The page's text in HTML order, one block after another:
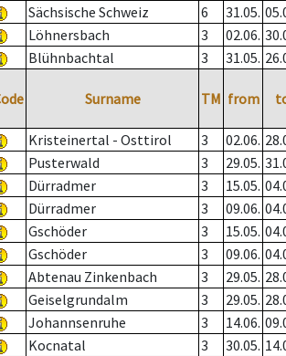
Sächsische Schweiz 6 31.05.
Löhnersbach 3 02.06.
Blühnbachtal 3 31.05.
Surname TM from
Kristeinertal - Osttirol 3 02.06.
Pusterwald 3 29.05.
Dürradmer 3 15.05.
Dürradmer 3 09.06.
Gschöder 3 15.05.
Gschöder 3 09.06.
Abtenau Zinkenbach 3 29.05.
Geiselgrundalm 3 29.05.
Johannsenruhe 3 14.06.
Kocnatal 3 30.05.